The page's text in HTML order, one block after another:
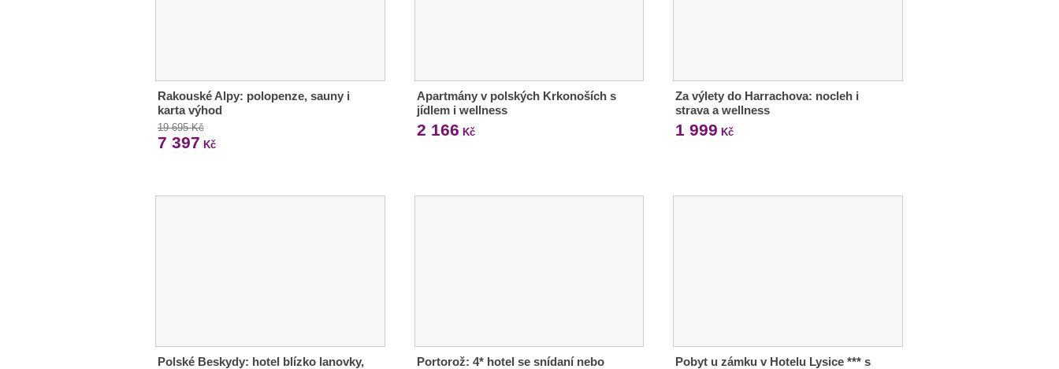
Rakouské Alpy: polopenze, sauny i
karta výhod
19 695 Kč
7 397 Kč
Apartmány v polských Krkonoších s
jídlem i wellness
2 166 Kč
Za výlety do Harrachova: nocleh i
strava a wellness
1 999 Kč
Polské Beskydy: hotel blízko lanovky,
Portorož: 4* hotel se snídaní nebo
Pobyt u zámku v Hotelu Lysice *** s